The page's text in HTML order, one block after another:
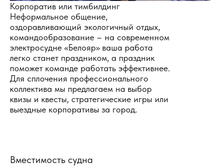
Корпоратив или тимбилдинг
Неформальное общение,
оздоравливающий экологичный отдых,
командообразование – на современном
электросудне «Белояр» ваша работа
легко станет праздником, а праздник
поможет команде работать эффективнее.
Для сплочения профессионального
коллектива мы предлагаем на выбор
квизы и квесты, стратегические игры или
выездные корпоративы за город.
Вместимость судна